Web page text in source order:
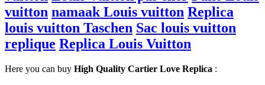
vuitton namaak Louis vuitton Replica
louis vuitton Taschen Sac louis vuitton
replique Replica Louis Vuitton
Here you can buy High Quality Cartier Love Replica :